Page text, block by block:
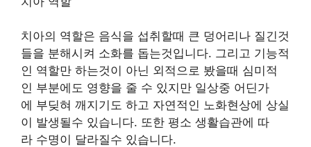
치아의 역할은 음식을 섭취할때 큰 덩어리나 질긴것
들을 분해시켜 소화를 돕는것입니다. 그리고 기능적
인 역할만 하는것이 아닌 외적으로 봤을때 심미적
인 부분에도 영향을 줄 수 있지만 일상중 어딘가
에 부딪혀 깨지기도 하고 자연적인 노화현상에 상실
이 발생될수 있습니다. 또한 평소 생활습관에 따
라 수명이 달라질수 있습니다.